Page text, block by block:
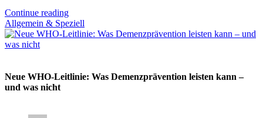
Continue reading
Allgemein & Speziell
Neue WHO-Leitlinie: Was Demenzprävention leisten kann –
und was nicht